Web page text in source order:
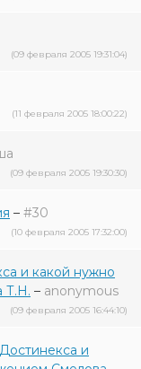
(09 февраля 2005 19:31:04)
(11 февраля 2005 18:00:22)
(09 февраля 2005 19:30:30)
– #30
(10 февраля 2005 17:32:00)
и какой нужно
Т.Н. – anonymous
(09 февраля 2005 16:44:10)
и